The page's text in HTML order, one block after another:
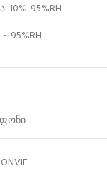
10%-95%RH
95%RH